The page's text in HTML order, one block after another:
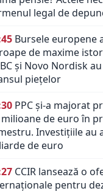
legal de
Bursele europene
de maxime
și Novo Nordisk
piețelor
PPC și-a majorat
de euro în
Investițiile au
de euro
CCIR lansează o
pentru